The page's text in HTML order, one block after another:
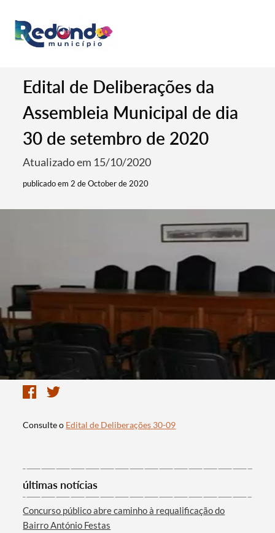
Edital de Deliberações da
Assembleia Municipal de dia
30 de setembro de 2020
Atualizado em 15/10/2020
publicado em 2 de October de 2020
Consulte o Edital de Deliberações 30-09
últimas notícias
Concurso público abre caminho à requalificação do
Bairro António Festas